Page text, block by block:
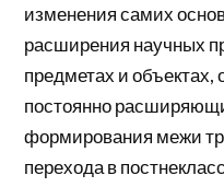
изменения самих
расширения научных
предметах и
постоянно
формирования межи
перехода в